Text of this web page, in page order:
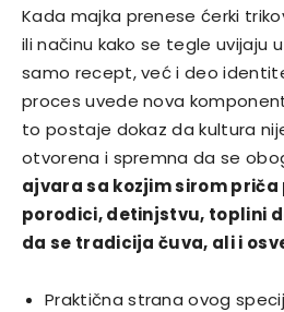
Kada majka prenese ćerki
ili načinu kako se tegle uvijaju
samo recept, već i deo
proces uvede nova
to postaje dokaz da kultura
otvorena i spremna da se
ajvara sa kozjim sirom priča
porodici, detinjstvu, toplini
da se tradicija čuva, ali i
Praktična strana ovog